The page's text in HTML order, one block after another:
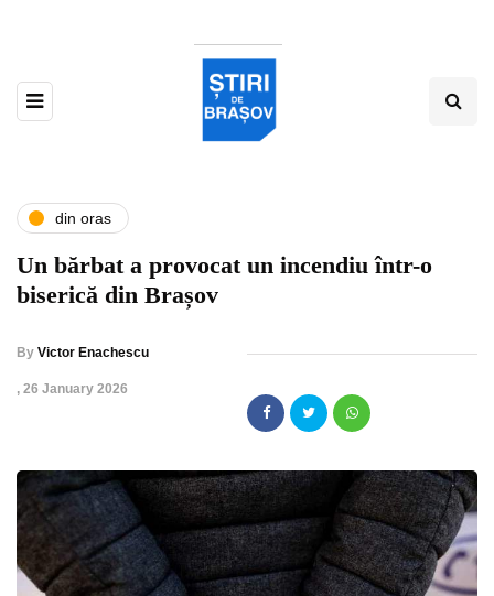
din oras
Un bărbat a provocat un incendiu într-o
biserică din Brașov
By Victor Enachescu
, 26 January 2026